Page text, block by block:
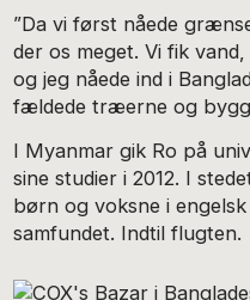
”Da vi først nåede
der os meget. Vi fik
og jeg nåede ind i
fældede træerne og
I Myanmar gik Ro på
sine studier i 2012. I
børn og voksne i
samfundet. Indtil flugten.